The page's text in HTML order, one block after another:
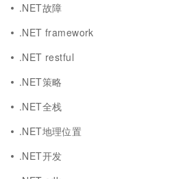
.NET故障
.NET framework
.NET restful
.NET策略
.NET全栈
.NET地理位置
.NET开发